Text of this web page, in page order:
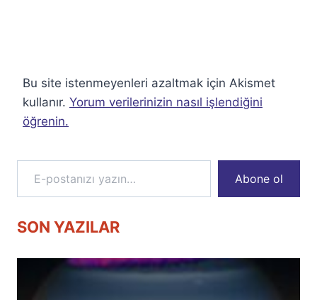
Bu site istenmeyenleri azaltmak için Akismet
kullanır. Yorum verilerinizin nasıl işlendiğini
öğrenin.
E-postanızı yazın…
Abone ol
SON YAZILAR